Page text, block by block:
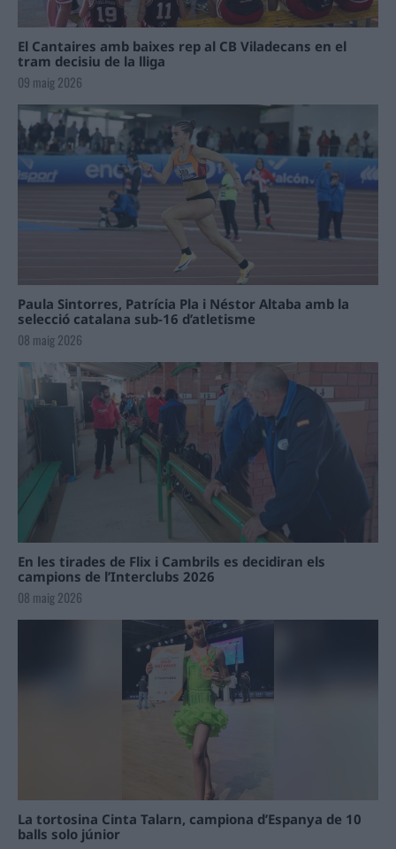
El Cantaires amb baixes rep al CB Viladecans en el
tram decisiu de la lliga
09 maig 2026
Paula Sintorres, Patrícia Pla i Néstor Altaba amb la
selecció catalana sub-16 d’atletisme
08 maig 2026
En les tirades de Flix i Cambrils es decidiran els
campions de l’Interclubs 2026
08 maig 2026
La tortosina Cinta Talarn, campiona d’Espanya de 10
balls solo júnior